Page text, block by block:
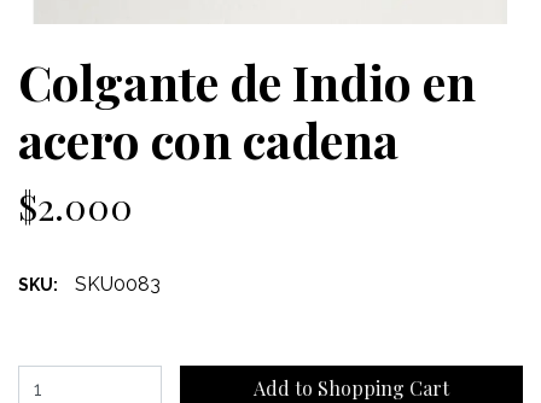
Colgante de Indio en
acero con cadena
$2.000
SKU: SKU0083